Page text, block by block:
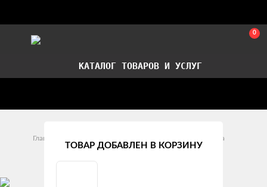
0
КАТАЛОГ ТОВАРОВ И УСЛУГ
Главная
Zafira
Opel Zafira B (5 мест) (2005 - 2008)
ТОВАР ДОБАВЛЕН В КОРЗИНУ